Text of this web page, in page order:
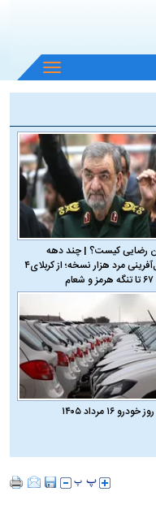
باز
و
منو
رضایی کیست؟ | چند دهه
جنجال‌آفرینی مرد هزار نسخه؛ از کربلای۴
۱۶ مرداد ۱۴۰۵